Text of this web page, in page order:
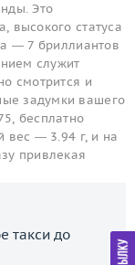
Это
высокого статуса
— 7 бриллиантов
служит
смотрится и
задумки вашего
бесплатно
вес — 3.94 г, и на
привлекая
такси до